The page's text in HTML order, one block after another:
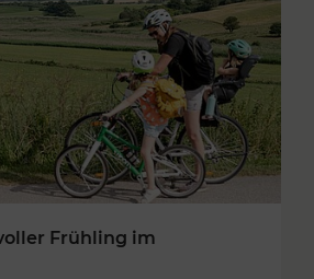
Frühling im